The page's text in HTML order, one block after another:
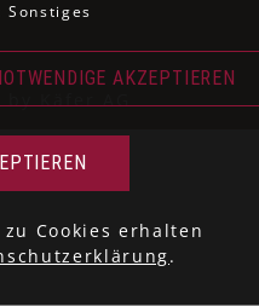
Käfer AG
Sonstiges
Cookies erhalten
.